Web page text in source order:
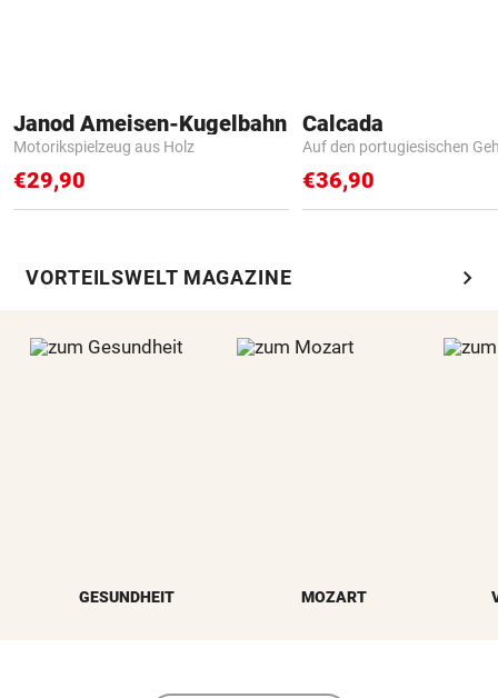
Janod Ameisen-Kugelbahn
Motorikspielzeug aus Holz
€29,90
Calcada
Auf den portugiesischen
€36,90
VORTEILSWELT MAGAZINE chevron_right
GESUNDHEIT MOZART